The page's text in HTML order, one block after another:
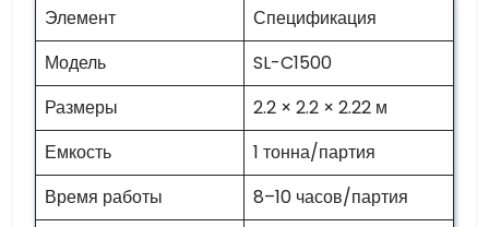
Элемент
Спецификация
Модель
SL-C1500
Размеры
2.2 × 2.2 × 2.22 м
Емкость
1 тонна/партия
Время работы
8–10 часов/партия